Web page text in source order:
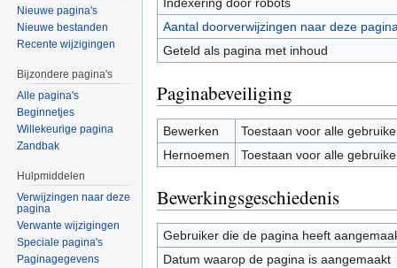
Aantal doorverwijzingen naar deze
Geteld als pagina met inhoud
Paginabeveiliging
Bewerken
Toestaan voor alle
Hernoemen
Toestaan voor alle
Bewerkingsgeschiedenis
Gebruiker die de pagina heeft
Datum waarop de pagina is aangemaakt
Nieuwe pagina's
Nieuwe bestanden
Recente wijzigingen
Bijzondere pagina's
Alle pagina's
Beginnetjes
Willekeurige pagina
Zandbak
Hulpmiddelen
Verwijzingen naar deze
pagina
Verwante wijzigingen
Speciale pagina's
Paginagegevens